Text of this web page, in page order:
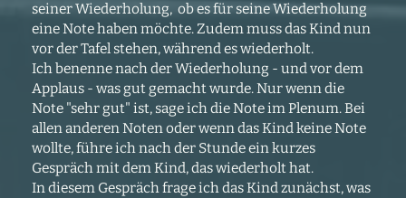
seiner Wiederholung, ob es für seine Wiederholung
eine Note haben möchte. Zudem muss das Kind nun
vor der Tafel stehen, während es wiederholt.
Ich benenne nach der Wiederholung - und vor dem
Applaus - was gut gemacht wurde. Nur wenn die
Note "sehr gut" ist, sage ich die Note im Plenum. Bei
allen anderen Noten oder wenn das Kind keine Note
wollte, führe ich nach der Stunde ein kurzes
Gespräch mit dem Kind, das wiederholt hat.
In diesem Gespräch frage ich das Kind zunächst, was